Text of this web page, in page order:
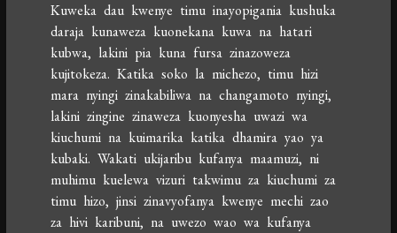
Kuweka dau kwenye timu inayopigania kushuka
daraja kunaweza kuonekana kuwa na hatari
kubwa, lakini pia kuna fursa zinazoweza
kujitokeza. Katika soko la michezo, timu hizi
mara nyingi zinakabiliwa na changamoto nyingi,
lakini zingine zinaweza kuonyesha uwazi wa
kiuchumi na kuimarika katika dhamira yao ya
kubaki. Wakati ukijaribu kufanya maamuzi, ni
muhimu kuelewa vizuri takwimu za kiuchumi za
timu hizo, jinsi zinavyofanya kwenye mechi zao
za hivi karibuni, na uwezo wao wa kufanya